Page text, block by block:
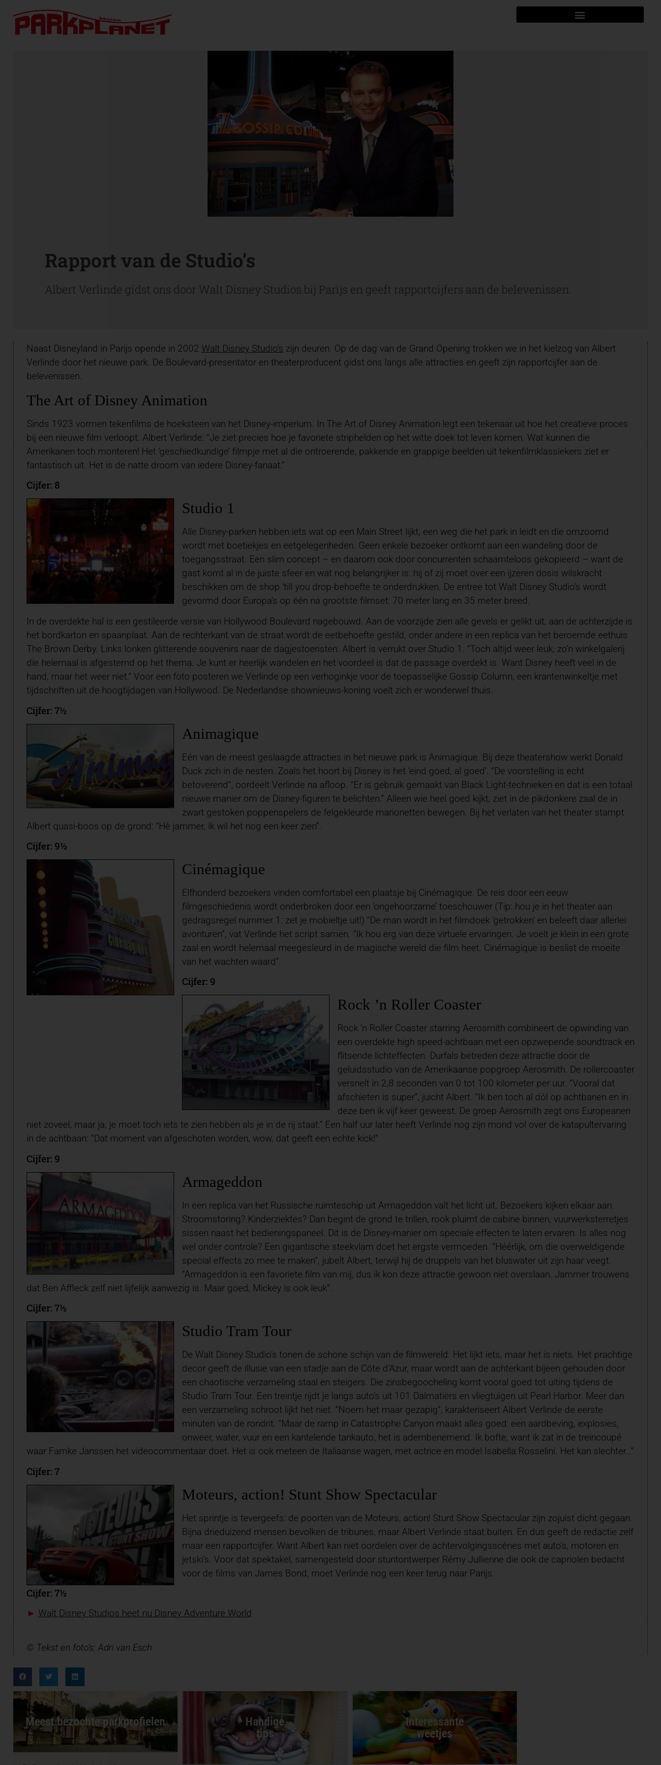
Rapport van de Studio’s
Albert Verlinde gidst ons door Walt Disney Studios bij Parijs en geeft rapportcijfers aan de belevenissen.
Naast Disneyland in Parijs opende in 2002 Walt Disney Studio’s zijn deuren. Op de dag van de Grand Opening trokken we in het kielzog van Albert
Verlinde door het nieuwe park. De Boulevard-presentator en theaterproducent gidst ons langs alle attracties en geeft zijn rapportcijfer aan de
belevenissen.
The Art of Disney Animation
Sinds 1923 vormen tekenfilms de hoeksteen van het Disney-imperium. In The Art of Disney Animation legt een tekenaar uit hoe het creatieve proces
bij een nieuwe film verloopt. Albert Verlinde: “Je ziet precies hoe je favoriete striphelden op het witte doek tot leven komen. Wat kunnen die
Amerikanen toch monteren! Het ‘geschiedkundige’ filmpje met al die ontroerende, pakkende en grappige beelden uit tekenfilmklassiekers ziet er
fantastisch uit. Het is de natte droom van iedere Disney-fanaat.”
Cijfer: 8
Studio 1
Alle Disney-parken hebben iets wat op een Main Street lijkt, een weg die het park in leidt en die omzoomd
wordt met boetiekjes en eetgelegenheden. Geen enkele bezoeker ontkomt aan een wandeling door de
toegangsstraat. Een slim concept – en daarom ook door concurrenten schaamteloos gekopieerd – want de
gast komt al in de juiste sfeer en wat nog belangrijker is: hij of zij moet over een ijzeren dosis wilskracht
beschikken om de shop ‘till you drop-behoefte te onderdrukken. De entree tot Walt Disney Studio’s wordt
gevormd door Europa’s op één na grootste filmset: 70 meter lang en 35 meter breed.
In de overdekte hal is een gestileerde versie van Hollywood Boulevard nagebouwd. Aan de voorzijde zien alle gevels er gelikt uit, aan de achterzijde is
het bordkarton en spaanplaat. Aan de rechterkant van de straat wordt de eetbehoefte gestild, onder andere in een replica van het beroemde eethuis
The Brown Derby. Links lonken glitterende souvenirs naar de dagjestoeristen. Albert is verrukt over Studio 1. “Toch altijd weer leuk, zo’n winkelgalerij
die helemaal is afgestemd op het thema. Je kunt er heerlijk wandelen en het voordeel is dat de passage overdekt is. Want Disney heeft veel in de
hand, maar het weer niet.” Voor een foto posteren we Verlinde op een verhoginkje voor de toepasselijke Gossip Column, een krantenwinkeltje met
tijdschriften uit de hoogtijdagen van Hollywood. De Nederlandse shownieuws-koning voelt zich er wonderwel thuis.
Cijfer: 7½
Animagique
Eén van de meest geslaagde attracties in het nieuwe park is Animagique. Bij deze theatershow werkt Donald
Duck zich in de nesten. Zoals het hoort bij Disney is het ‘eind goed, al goed’. “De voorstelling is echt
betoverend”, oordeelt Verlinde na afloop. “Er is gebruik gemaakt van Black Light-technieken en dat is een totaal
nieuwe manier om de Disney-figuren te belichten.” Alleen wie heel goed kijkt, ziet in de pikdonkere zaal de in
zwart gestoken poppenspelers de felgekleurde marionetten bewegen. Bij het verlaten van het theater stampt
Albert quasi-boos op de grond: “Hè jammer, ik wil het nog een keer zien”.
Cijfer: 9½
Cinémagique
Elfhonderd bezoekers vinden comfortabel een plaatsje bij Cinémagique. De reis door een eeuw
filmgeschiedenis wordt onderbroken door een ‘ongehoorzame’ toeschouwer (Tip: hou je in het theater aan
gedragsregel nummer 1: zet je mobieltje uit!) “De man wordt in het filmdoek ‘getrokken’ en beleeft daar allerlei
avonturen”, vat Verlinde het script samen. “Ik hou erg van deze virtuele ervaringen. Je voelt je klein in een grote
zaal en wordt helemaal meegesleurd in de magische wereld die film heet. Cinémagique is beslist de moeite
van het wachten waard”.
Cijfer: 9
Rock ’n Roller Coaster
Rock ’n Roller Coaster starring Aerosmith combineert de opwinding van
een overdekte high speed-achtbaan met een opzwepende soundtrack en
flitsende lichteffecten. Durfals betreden deze attractie door de
geluidsstudio van de Amerikaanse popgroep Aerosmith. De rollercoaster
versnelt in 2,8 seconden van 0 tot 100 kilometer per uur. “Vooral dat
afschieten is super”, juicht Albert. “Ik ben toch al dól op achtbanen en in
deze ben ik vijf keer geweest. De groep Aerosmith zegt ons Europeanen
niet zoveel, maar ja, je moet toch iets te zien hebben als je in de rij staat.” Een half uur later heeft Verlinde nog zijn mond vol over de katapultervaring
in de achtbaan: “Dat moment van afgeschoten worden, wow, dat geeft een echte kick!”
Cijfer: 9
Armageddon
In een replica van het Russische ruimteschip uit Armageddon valt het licht uit. Bezoekers kijken elkaar aan.
Stroomstoring? Kinderziektes? Dan begint de grond te trillen, rook pluimt de cabine binnen, vuurwerksterretjes
sissen naast het bedieningspaneel. Dit is de Disney-manier om speciale effecten te laten ervaren. Is alles nog
wel onder controle? Een gigantische steekvlam doet het ergste vermoeden. “Héérlijk, om die overweldigende
special effects zo mee te maken”, jubelt Albert, terwijl hij de druppels van het bluswater uit zijn haar veegt.
“Armageddon is een favoriete film van mij, dus ik kon deze attractie gewoon niet overslaan. Jammer trouwens
dat Ben Affleck zelf niet lijfelijk aanwezig is. Maar goed, Mickey is ook leuk”.
Cijfer: 7½
Studio Tram Tour
De Walt Disney Studio’s tonen de schone schijn van de filmwereld. Het lijkt iets, maar het is niets. Het prachtige
decor geeft de illusie van een stadje aan de Côte d’Azur, maar wordt aan de achterkant bijeen gehouden door
een chaotische verzameling staal en steigers. Die zinsbegoocheling komt vooral goed tot uiting tijdens de
Studio Tram Tour. Een treintje rijdt je langs auto’s uit 101 Dalmatiërs en vliegtuigen uit Pearl Harbor. Meer dan
een verzameling schroot lijkt het niet. “Noem het maar gezapig”, karakteriseert Albert Verlinde de eerste
minuten van de rondrit. “Maar de ramp in Catastrophe Canyon maakt alles goed: een aardbeving, explosies,
onweer, water, vuur en een kantelende tankauto, het is adembenemend. Ik bofte, want ik zat in de treincoupé
waar Famke Janssen het videocommentaar doet. Het is ook meteen de Italiaanse wagen, met actrice en model Isabella Rosselini. Het kan slechter…”
Cijfer: 7
Moteurs, action! Stunt Show Spectacular
Het sprintje is tevergeefs: de poorten van de Moteurs, action! Stunt Show Spectacular zijn zojuist dicht gegaan.
Bijna drieduizend mensen bevolken de tribunes, maar Albert Verlinde staat buiten. En dus geeft de redactie zelf
maar een rapportcijfer. Want Albert kan niet oordelen over de achtervolgingsscènes met auto’s, motoren en
jetski’s. Voor dat spektakel, samengesteld door stuntontwerper Rémy Jullienne die ook de capriolen bedacht
voor de films van James Bond, moet Verlinde nog een keer terug naar Parijs.
Cijfer: 7½
► Walt Disney Studios heet nu Disney Adventure World
© Tekst en foto’s: Adri van Esch
Meest bezochte parkprofielen
Handige
tips
Interessante
weetjes